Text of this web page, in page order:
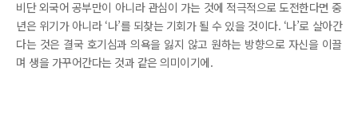
비단 외국어 공부만이 아니라 관심이 가는 것에 적극적으로 도전한다면 중
년은 위기가 아니라 ‘나’를 되찾는 기회가 될 수 있을 것이다. ‘나’로 살아간
다는 것은 결국 호기심과 의욕을 잃지 않고 원하는 방향으로 자신을 이끌
며 생을 가꾸어간다는 것과 같은 의미이기에.